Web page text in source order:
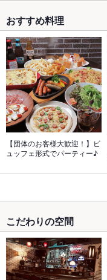
おすすめ料理
【団体のお客様大歓迎！】ビ
ュッフェ形式でパーティー♪
こだわりの空間